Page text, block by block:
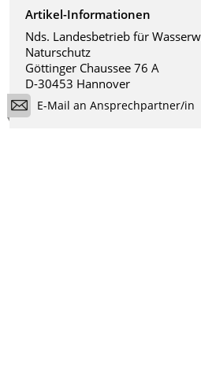
Artikel-Informationen
Nds. Landesbetrieb für
Naturschutz
Göttinger Chaussee 76 A
D-30453 Hannover
E-Mail an Ansprechpartner/in